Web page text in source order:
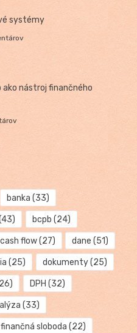
systémy
nástroj finančného
banka (33)
bcpb (24)
cash flow(27) dane (51)
(25) dokumenty(25)
DPH (32)
(33)
finančná sloboda (22)